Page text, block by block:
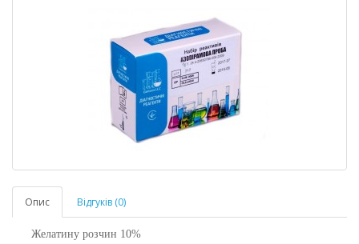
Опис Відгуків (0)
Желатину розчин 10%